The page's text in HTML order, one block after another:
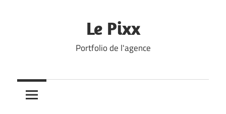
Le Pixx
Portfolio de l'agence